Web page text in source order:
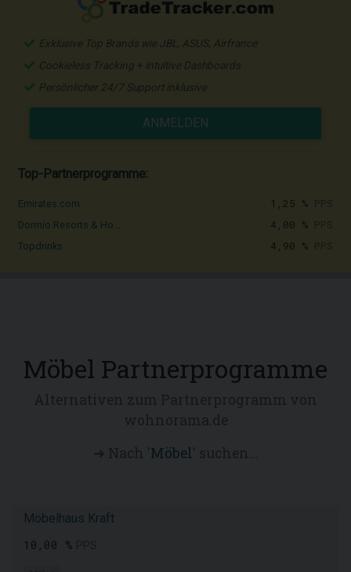
Exklusive Top Brands wie JBL, ASUS, Airfrance
Cookieless Tracking + intuitive Dashboards
Persönlicher 24/7 Support inklusive
ANMELDEN
Top-Partnerprogramme:
Emirates.com 1,25 %
Dormio Resorts & Ho... 4,00 %
Topdrinks 4,90 %
Möbel Partnerprogramme
Möbel
Möbelhaus Kraft
10,00 %